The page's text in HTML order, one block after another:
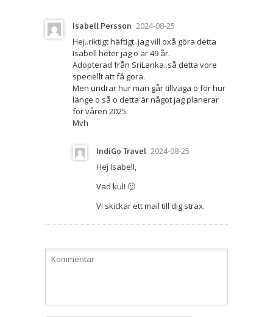
Isabell Persson 2024-08-25
Hej..riktigt häftigt..jag vill oxå göra detta
Isabell heter jag o är 49 år.
Adopterad från SriLanka..så detta vore
speciellt att få göra.
Men undrar hur man går tillväga o för hur
länge o så o detta är något jag planerar
för våren 2025.
Mvh
IndiGo Travel 2024-08-25
Hej Isabell,
Vad kul! 🙂
Vi skickar ett mail till dig strax.